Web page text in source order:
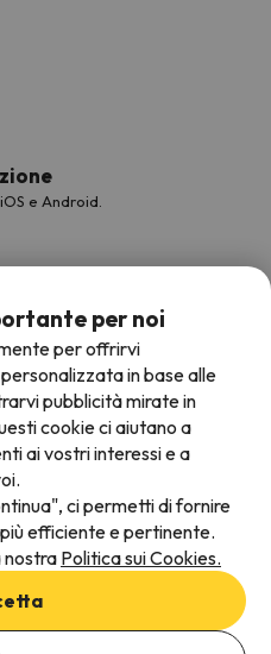
e Android.
per noi
per offrirvi
in base alle
pubblicità mirate in
cookie ci aiutano a
ai vostri interessi e a
ci permetti di fornire
efficiente e pertinente.
nostra Politica sui Cookies.